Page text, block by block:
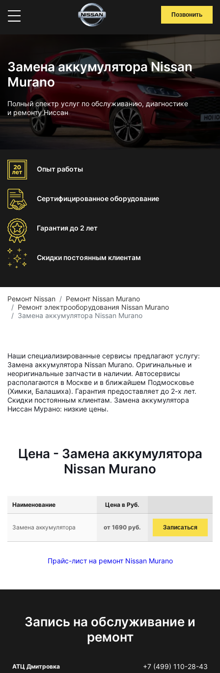
Позвонить
Замена аккумулятора Nissan
Murano
Полный спектр услуг по обслуживанию, диагностике
и ремонту Ниссан
Опыт работы
Сертифицированноеоборудование
Гарантиядо 2 лет
Скидки постоянным клиентам
Ремонт Nissan
Ремонт Nissan Murano
Ремонт электрооборудования Nissan Murano
Замена аккумулятора Nissan Murano
Наши специализированные сервисы предлагают услугу:
Замена аккумулятора Nissan Murano. Оригинальные и
неоригинальные запчасти в наличии. Автосервисы
располагаются в Москве и в ближайшем Подмосковье
(Химки, Балашиха). Гарантия предоставляет до 2-х лет.
Скидки постоянным клиентам. Замена аккумулятора
Ниссан Мурано: низкие цены.
Цена - Замена аккумулятора
Nissan Murano
Наименование Цена в Руб.
Замена аккумулятора от 1690 руб. Записаться
Прайс-лист на ремонт Nissan Murano
Запись на обслуживание и
ремонт
АТЦ Дмитровка +7 (499) 110-28-43